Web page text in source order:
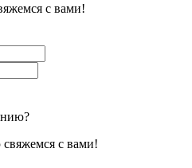
с вами!
свяжемся с вами!